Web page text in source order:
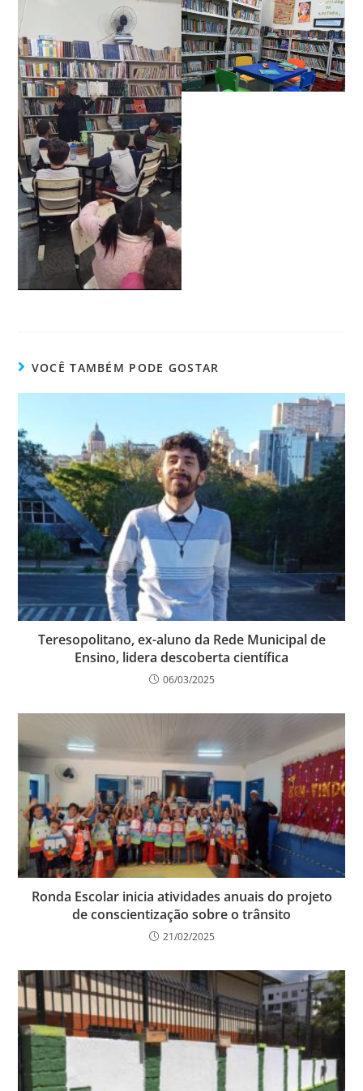
VOCÊ TAMBÉM PODE GOSTAR
Teresopolitano, ex-aluno da Rede Municipal de
Ensino, lidera descoberta científica
06/03/2025
Ronda Escolar inicia atividades anuais do projeto
de conscientização sobre o trânsito
21/02/2025